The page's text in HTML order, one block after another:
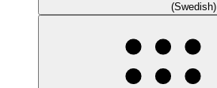
(Swedish)